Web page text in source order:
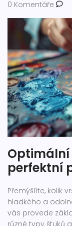
0 Komentáře
Optimální
perfektní
Přemýšlíte, kolik
hladkého a
vás provede